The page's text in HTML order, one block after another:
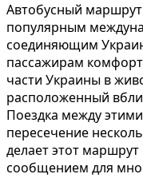
Автобусный
популярным
соединяющим
пассажирам
части Украины в
расположенный
Поездка между
пересечение
делает этот
сообщением для